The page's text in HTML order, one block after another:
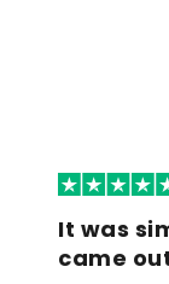
It was
came